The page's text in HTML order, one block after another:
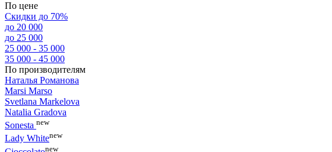
По цене
Скидки до 70%
до 20 000
до 25 000
25 000 - 35 000
35 000 - 45 000
По производителям
Наталья Романова
Marsi Marsо
Svetlana Markelova
Natalia Gradova
Sonesta new
Lady Whitenew
new